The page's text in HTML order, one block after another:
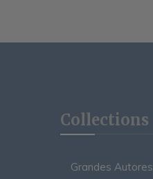
Collections
Grandes Autores